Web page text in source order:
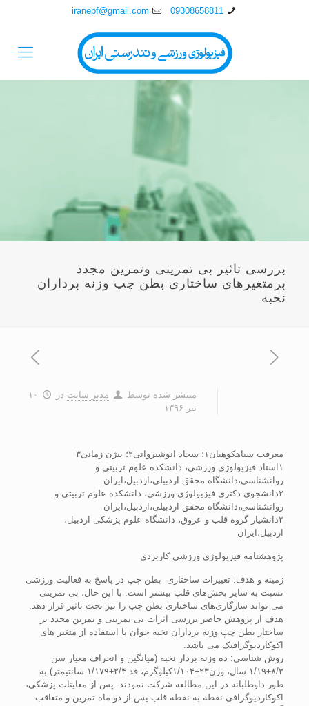
09308658811
iranepf@gmail.com
بررسی تاثیر بی تمرینی وتمرین مجدد
برمتغیرهای ساختاری بطن چپ وزنه برداران
نخبه
منتشر شده توسط مدیر سایت در
۱۰
تیر ۱۳۹۶
معرفت سیاهکوهیان۱؛ سجاد انوشیروانی۲؛ بیژن زمانی۳
۱استاد فیزیولوژی ورزشی، دانشکده علوم تربیتی و
روانشناسی،دانشگاه محقق اردبیلی،اردبیل،ایران
۲دانشجوی دکتری فیزیولوژی ورزشی، دانشکده علوم تربیتی و
روانشناسی،دانشگاه محقق اردبیلی،اردبیل،ایران
۳دانشیار گروه قلب و عروق، دانشگاه علوم پزشکی اردبیل،
اردبیل،ایران
پژوهشنامه فیزیولوژی ورزشی کاربردی
زمینه و هدف: تغییرات ساختاری بطن چپ در پاسخ به فعالیت ورزشی
نسبت به سایر بخش‌های قلب بیشتر است. با این حال، بی تمرینی
می تواند سازگاری‌های ساختاری بطن چپ را نیز تحت تاثیر قرار دهد.
هدف از پژوهش حاضر بررسی اثرات بی تمرینی و تمرین مجدد بر
ساختار بطن چپ وزنه برداران نخبه جوان با استفاده از متغیر های
اکوکاردیوگرافیک می باشد.
روش شناسی: ده وزنه بردار نخبه (میانگین و انحراف معیار سن
۸/۳±۱/۱۹ سال، وزن۲۳±۱/۱۰۴کیلوگرم، قد ۲/۴±۱/۱۷۹ سانتیمتر) به
طور داوطلبانه در این مطالعه شرکت نمودند. پس از معاینات پزشکی،
اکوکاردیوگرافی نقطه به نقطه قلب پس از دو ماه تمرین و متعاقب